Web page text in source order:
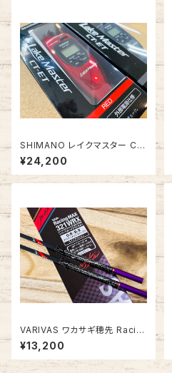
SHIMANO レイクマスター CT
-ET
¥24,200
VARIVAS ワカサギ穂先 Racin
gMAX 321WRX【レーシングマ
ックス321WRX】
¥13,200